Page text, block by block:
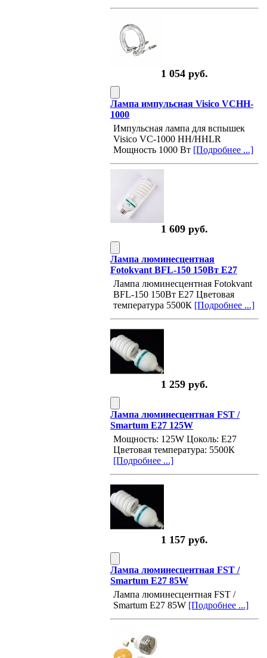
1 054 руб.
Лампа импульсная Visico VCHH-
1000
Импульсная лампа для вспышек
Visico VC-1000 HH/HHLR
Мощность 1000 Вт [Подробнее ...]
1 609 руб.
Лампа люминесцентная
Fotokvant BFL-150 150Вт E27
Лампа люминесцентная Fotokvant
BFL-150 150Вт E27 Цветовая
температура 5500К [Подробнее ...]
1 259 руб.
Лампа люминесцентная FST /
Smartum E27 125W
Мощность: 125W Цоколь: E27
Цветовая температура: 5500К
[Подробнее ...]
1 157 руб.
Лампа люминесцентная FST /
Smartum E27 85W
Лампа люминесцентная FST /
Smartum E27 85W [Подробнее ...]